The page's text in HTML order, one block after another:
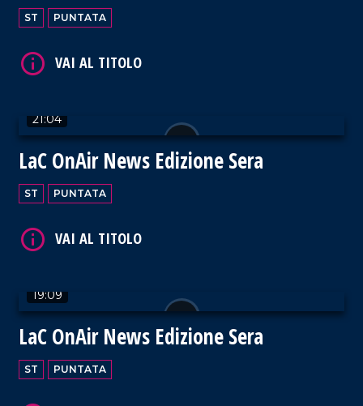
ST PUNTATA
21:04
LaC OnAir News Edizione Sera
ST PUNTATA
19:09
LaC OnAir News Edizione Sera
ST PUNTATA
VAI AL TITOLO